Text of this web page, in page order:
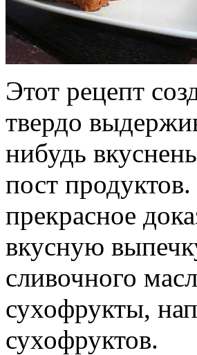
Этот рецепт
твердо
нибудь
пост продуктов.
прекрасное
вкусную
сливочного
сухофрукты,
сухофруктов.